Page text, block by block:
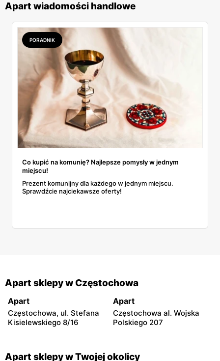
Apart wiadomości handlowe
PORADNIK
Co kupić na komunię? Najlepsze pomysły w jednym
miejscu!
Prezent komunijny dla każdego w jednym miejscu.
Sprawdźcie najciekawsze oferty!
Apart sklepy w Częstochowa
Apart
Częstochowa, ul. Stefana
Kisielewskiego 8/16
Apart
Częstochowa al. Wojska
Polskiego 207
Apart sklepy w Twojej okolicy